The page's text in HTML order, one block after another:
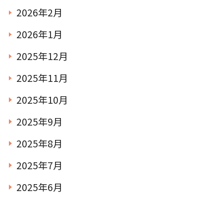
2026年2月
2026年1月
2025年12月
2025年11月
2025年10月
2025年9月
2025年8月
2025年7月
2025年6月